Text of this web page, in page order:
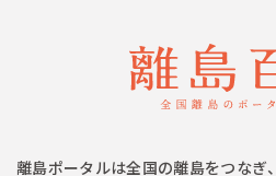
離島ポータルは全国の離島をつなぎ